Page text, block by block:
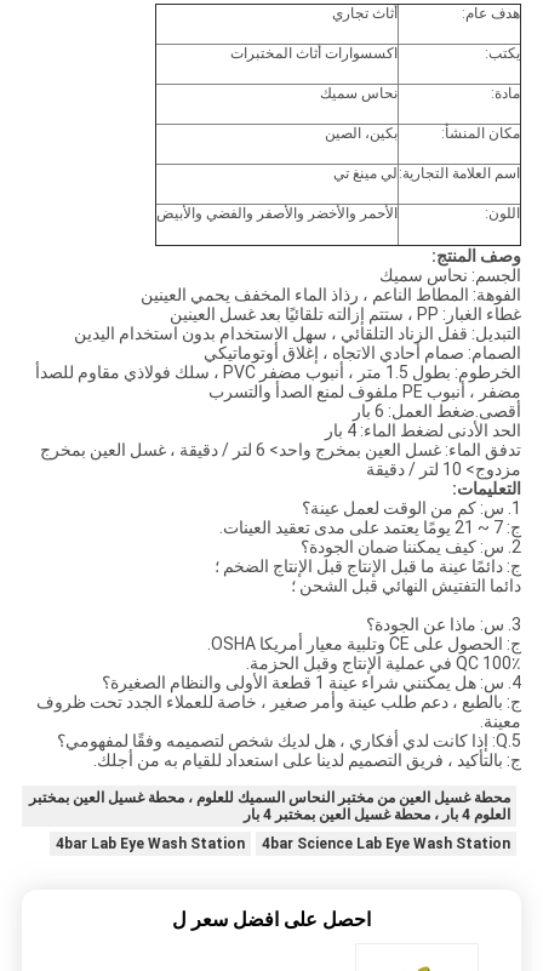
هدف عام: أثاث تجاري
يكتب: اكسسوارات أثاث المختبرات
مادة: نحاس سميك
مكان المنشأ: بكين، الصين
اسم العلامة التجارية: لي مينغ تي
اللون: الأحمر والأخضر والأصفر والفضي والأبيض
وصف المنتج:
الجسم: نحاس سميك
الفوهة: المطاط الناعم ، رذاذ الماء المخفف يحمي العينين
غطاء الغبار: PP ، ستتم إزالته تلقائيًا بعد غسل العينين
التبديل: قفل الزناد التلقائي ، سهل الاستخدام بدون استخدام اليدين
الصمام: صمام أحادي الاتجاه ، إغلاق أوتوماتيكي
الخرطوم: بطول 1.5 متر ، أنبوب مضفر PVC ، سلك فولاذي مقاوم للصدأ
مضفر ، أنبوب PE ملفوف لمنع الصدأ والتسرب
أقصى.ضغط العمل: 6 بار
الحد الأدنى لضغط الماء: 4 بار
تدفق الماء: غسل العين بمخرج واحد> 6 لتر / دقيقة ، غسل العين بمخرج
مزدوج> 10 لتر / دقيقة
التعليمات:
1. س: كم من الوقت لعمل عينة؟
ج: 7 ~ 21 يومًا يعتمد على مدى تعقيد العينات.
2. س: كيف يمكننا ضمان الجودة؟
ج: دائمًا عينة ما قبل الإنتاج قبل الإنتاج الضخم ؛
دائما التفتيش النهائي قبل الشحن ؛
3. س: ماذا عن الجودة؟
ج: الحصول على CE وتلبية معيار أمريكا OSHA.
100٪ QC في عملية الإنتاج وقبل الحزمة.
4. س: هل يمكنني شراء عينة 1 قطعة الأولى والنظام الصغيرة؟
ج: بالطبع ، دعم طلب عينة وأمر صغير ، خاصة للعملاء الجدد تحت ظروف
معينة.
5.Q: إذا كانت لدي أفكاري ، هل لديك شخص لتصميمه وفقًا لمفهومي؟
ج: بالتأكيد ، فريق التصميم لدينا على استعداد للقيام به من أجلك.
محطة غسيل العين من مختبر النحاس السميك للعلوم ، محطة غسيل العين بمختبر
العلوم 4 بار ، محطة غسيل العين بمختبر 4 بار
4bar Science Lab Eye Wash Station
4bar Lab Eye Wash Station
احصل على افضل سعر ل